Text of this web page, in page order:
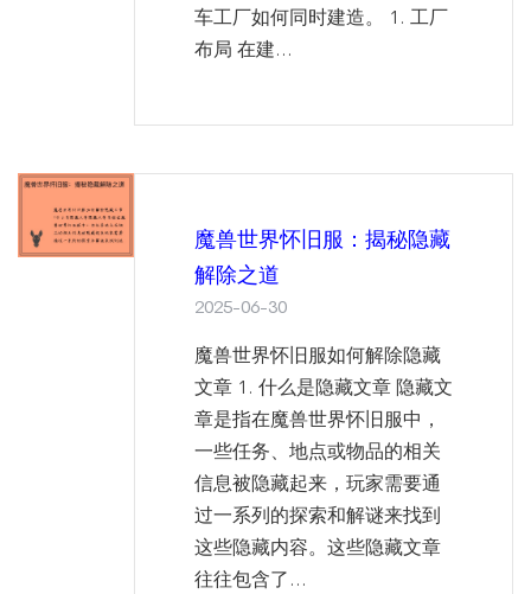
车工厂如何同时建造。 1. 工厂
布局 在建...
魔兽世界怀旧服：揭秘隐藏
解除之道
2025-06-30
魔兽世界怀旧服如何解除隐藏
文章 1. 什么是隐藏文章 隐藏文
章是指在魔兽世界怀旧服中，
一些任务、地点或物品的相关
信息被隐藏起来，玩家需要通
过一系列的探索和解谜来找到
这些隐藏内容。这些隐藏文章
往往包含了...